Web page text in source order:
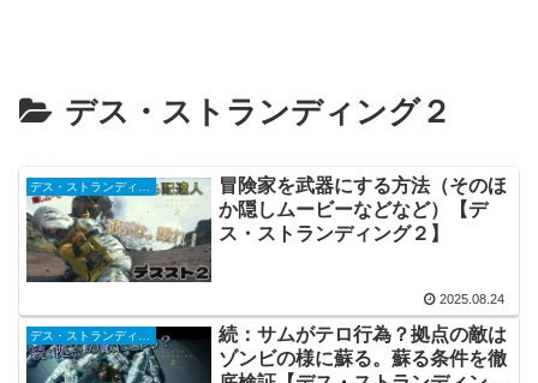
デス・ストランディング２
デス・ストランディング２
冒険家を武器にする方法（そのほ
か隠しムービーなどなど）【デ
ス・ストランディング２】
2025.08.24
続：サムがテロ行為？拠点の敵は
ゾンビの様に蘇る。蘇る条件を徹